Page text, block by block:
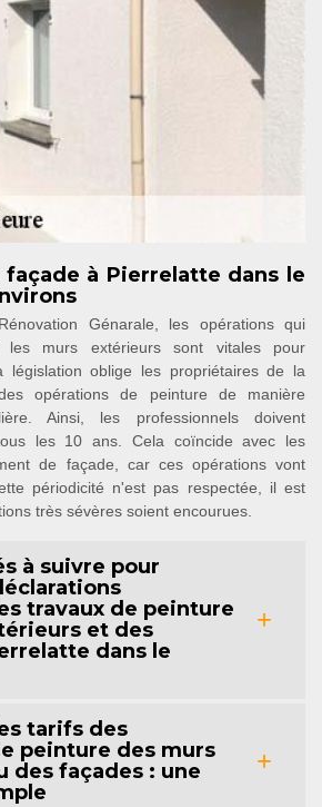
à Pierrelatte dans le
Génarale, les opérations qui
les murs extérieurs sont vitales pour
législation oblige les propriétaires de la
opérations de peinture de manière
Ainsi, les professionnels doivent
les 10 ans. Cela coïncide avec les
de façade, car ces opérations vont
périodicité n'est pas respectée, il est
très sévères soient encourues.
à suivre pour
travaux de peinture
et des
dans le
tarifs des
peinture des murs
des façades : une